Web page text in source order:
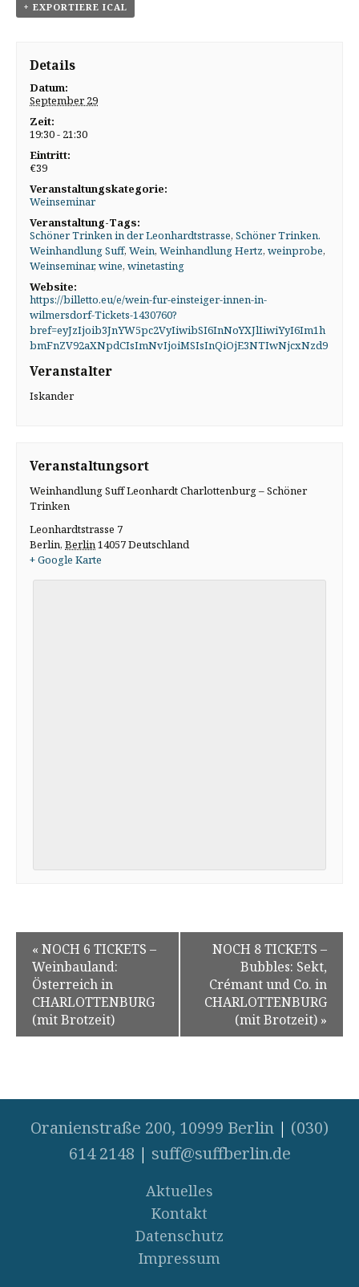
+ EXPORTIERE ICAL
Details
Datum:
September 29
Zeit:
19:30 - 21:30
Eintritt:
€39
Veranstaltungskategorie:
Weinseminar
Veranstaltung-Tags:
Schöner Trinken in der Leonhardtstrasse,Schöner Trinken.
Weinhandlung Suff,Wein,Weinhandlung Hertz,weinprobe,
Weinseminar,wine,winetasting
Website:
https://billetto.eu/e/wein-fur-einsteiger-innen-in-
wilmersdorf-Tickets-1430760?
bref=eyJzIjoib3JnYW5pc2VyIiwibSI6InNoYXJlIiwiYyI6Im1h
bmFnZV92aXNpdCIsImNvIjoiMSIsInQiOjE3NTIwNjcxNzd9
Veranstalter
Iskander
Veranstaltungsort
Weinhandlung Suff Leonhardt Charlottenburg – Schöner
Trinken
Leonhardtstrasse 7
Berlin, Berlin14057Deutschland
+ Google Karte
« NOCH 6 TICKETS –
Weinbauland:
Österreich in
CHARLOTTENBURG
(mit Brotzeit)
NOCH 8 TICKETS –
Bubbles: Sekt,
Crémant und Co. in
CHARLOTTENBURG
(mit Brotzeit) »
Oranienstraße 200, 10999 Berlin | (030)
614 2148 | suff@suffberlin.de
Aktuelles
Kontakt
Datenschutz
Impressum